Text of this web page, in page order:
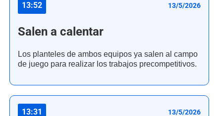
13:52 13/5/2026
Salen a calentar
Los planteles de ambos equipos ya salen al campo
de juego para realizar los trabajos precompetitivos.
13:31 13/5/2026